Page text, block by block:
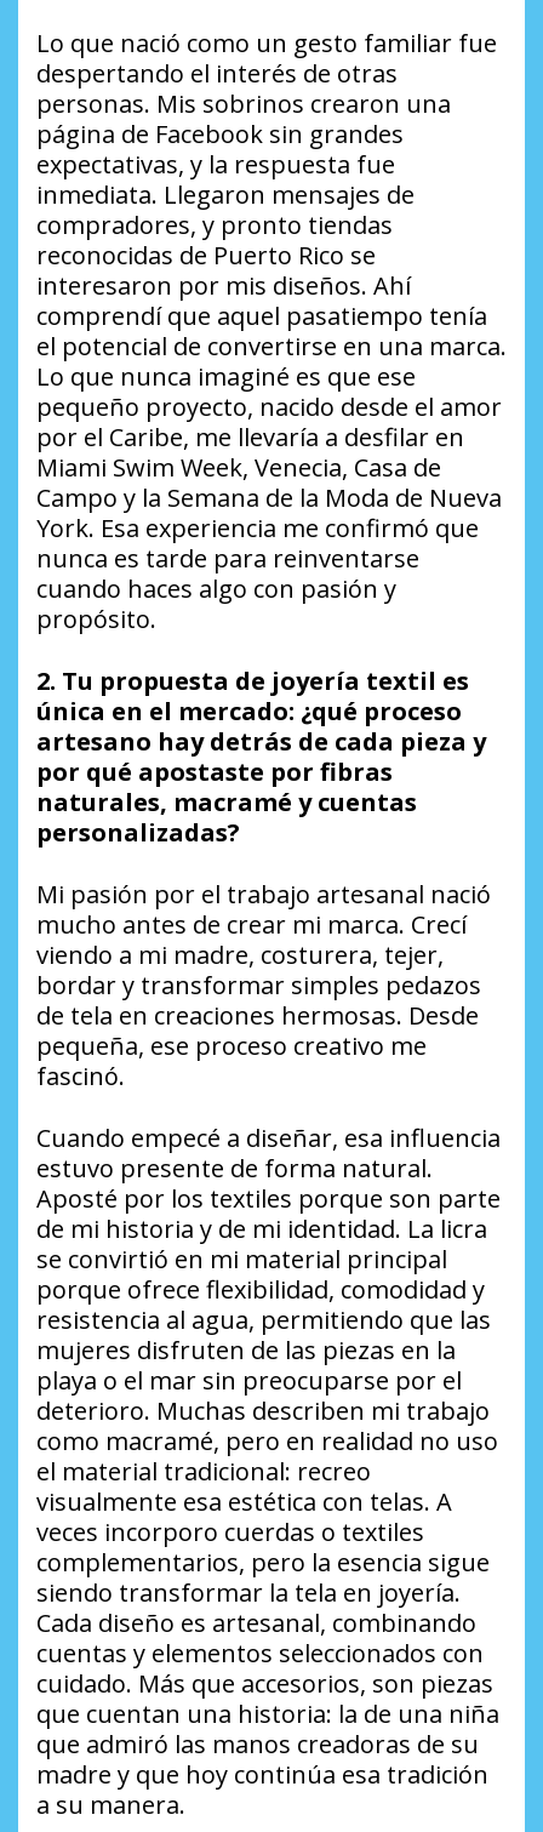
Lo que nació como un gesto familiar fue
despertando el interés de otras
personas. Mis sobrinos crearon una
página de Facebook sin grandes
expectativas, y la respuesta fue
inmediata. Llegaron mensajes de
compradores, y pronto tiendas
reconocidas de Puerto Rico se
interesaron por mis diseños. Ahí
comprendí que aquel pasatiempo tenía
el potencial de convertirse en una marca.
Lo que nunca imaginé es que ese
pequeño proyecto, nacido desde el amor
por el Caribe, me llevaría a desfilar en
Miami Swim Week, Venecia, Casa de
Campo y la Semana de la Moda de Nueva
York. Esa experiencia me confirmó que
nunca es tarde para reinventarse
cuando haces algo con pasión y
propósito.
2. Tu propuesta de joyería textil es
única en el mercado: ¿qué proceso
artesano hay detrás de cada pieza y
por qué apostaste por fibras
naturales, macramé y cuentas
personalizadas?
Mi pasión por el trabajo artesanal nació
mucho antes de crear mi marca. Crecí
viendo a mi madre, costurera, tejer,
bordar y transformar simples pedazos
de tela en creaciones hermosas. Desde
pequeña, ese proceso creativo me
fascinó.
Cuando empecé a diseñar, esa influencia
estuvo presente de forma natural.
Aposté por los textiles porque son parte
de mi historia y de mi identidad. La licra
se convirtió en mi material principal
porque ofrece flexibilidad, comodidad y
resistencia al agua, permitiendo que las
mujeres disfruten de las piezas en la
playa o el mar sin preocuparse por el
deterioro. Muchas describen mi trabajo
como macramé, pero en realidad no uso
el material tradicional: recreo
visualmente esa estética con telas. A
veces incorporo cuerdas o textiles
complementarios, pero la esencia sigue
siendo transformar la tela en joyería.
Cada diseño es artesanal, combinando
cuentas y elementos seleccionados con
cuidado. Más que accesorios, son piezas
que cuentan una historia: la de una niña
que admiró las manos creadoras de su
madre y que hoy continúa esa tradición
a su manera.